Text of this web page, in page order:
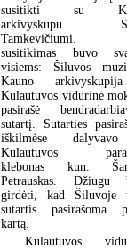
susitikti su
arkivyskupu
Tamkevičiumi.
susitikimas buvo
visiems: Šiluvos
Kauno
Kulautuvos vidurinė
pasirašė
sutartį. Sutarties
iškilmėse
Kulautuvos
klebonas kun.
Petrauskas. Džiugu
girdėti, kad Šiluvoje
sutartis pasirašoma
kartą.
Kulautuvos